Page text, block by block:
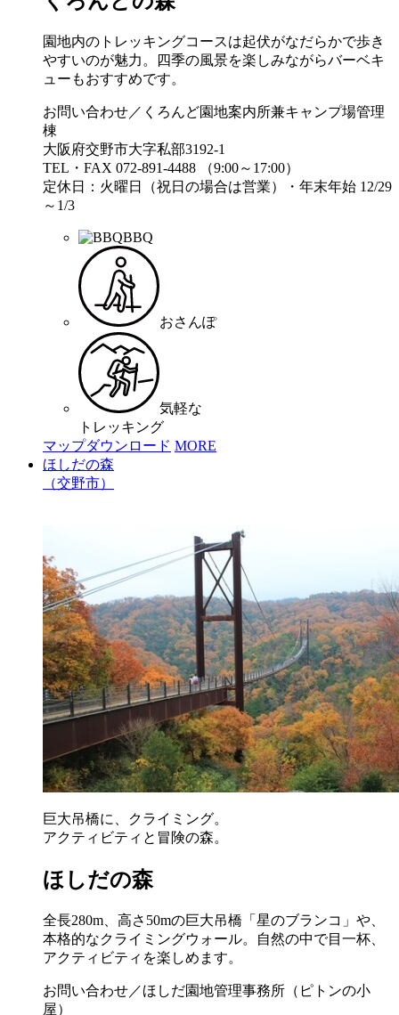
園地内のトレッキングコースは起伏がなだらかで歩き
やすいのが魅力。四季の風景を楽しみながらバーベキ
ューもおすすめです。
お問い合わせ／くろんど園地案内所兼キャンプ場管理
棟
大阪府交野市大字私部3192-1
TEL・FAX 072-891-4488 （9:00～17:00）
定休日：火曜日（祝日の場合は営業）・年末年始 12/29
～1/3
BBQ
おさんぽ
気軽な
トレッキング
マップダウンロード MORE
ほしだの森
（交野市）
巨大吊橋に、クライミング。
アクティビティと冒険の森。
ほしだの森
全長280m、高さ50mの巨大吊橋「星のブランコ」や、
本格的なクライミングウォール。自然の中で目一杯、
アクティビティを楽しめます。
お問い合わせ／ほしだ園地管理事務所（ピトンの小
屋）